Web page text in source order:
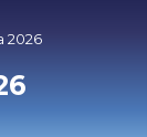
2026